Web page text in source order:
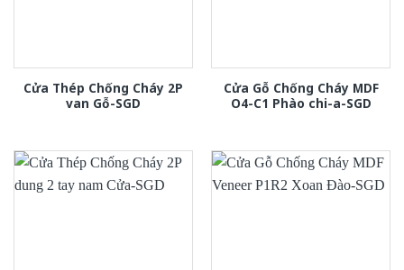
Cửa Thép Chống Cháy 2P
van Gỗ-SGD
Cửa Gỗ Chống Cháy MDF
O4-C1 Phào chi-a-SGD